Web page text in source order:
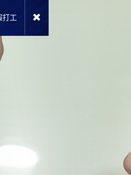
打工